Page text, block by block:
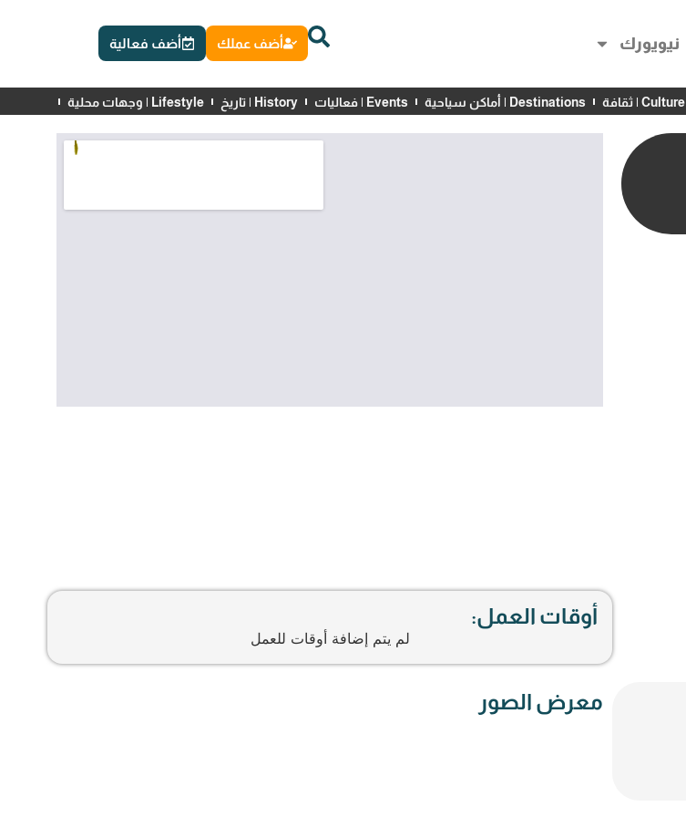
نيويورك أضف عملك أضف فعالية
Culture | ثقافة Destinations | أماكن سياحية Events | فعاليات History | تاريخ Lifestyle | وجهات محلية
أوقات العمل:
لم يتم إضافة أوقات للعمل
معرض الصور